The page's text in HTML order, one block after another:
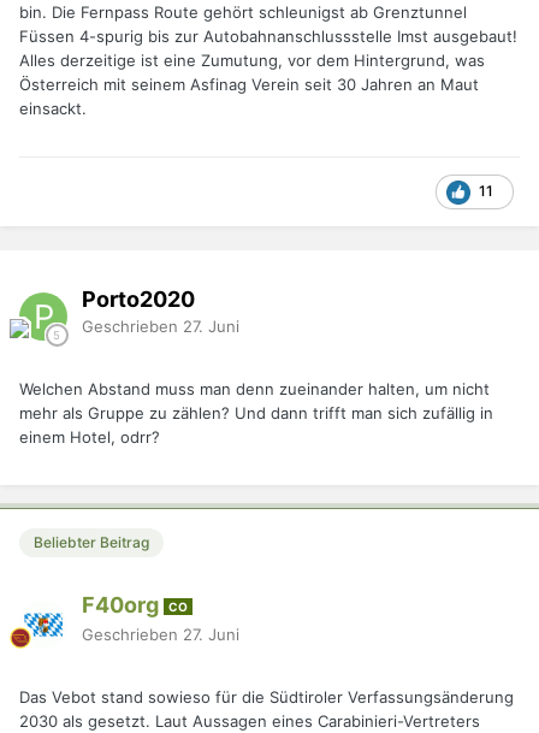
bin. Die Fernpass Route gehört schleunigst ab Grenztunnel
Füssen 4-spurig bis zur Autobahnanschlussstelle Imst ausgebaut!
Alles derzeitige ist eine Zumutung, vor dem Hintergrund, was
Österreich mit seinem Asfinag Verein seit 30 Jahren an Maut
einsackt.
11
Porto2020
Geschrieben 27. Juni
Welchen Abstand muss man denn zueinander halten, um nicht
mehr als Gruppe zu zählen? Und dann trifft man sich zufällig in
einem Hotel, odrr?
Beliebter Beitrag
F40org CO
Geschrieben 27. Juni
Das Vebot stand sowieso für die Südtiroler Verfassungsänderung
2030 als gesetzt. Laut Aussagen eines Carabinieri-Vertreters